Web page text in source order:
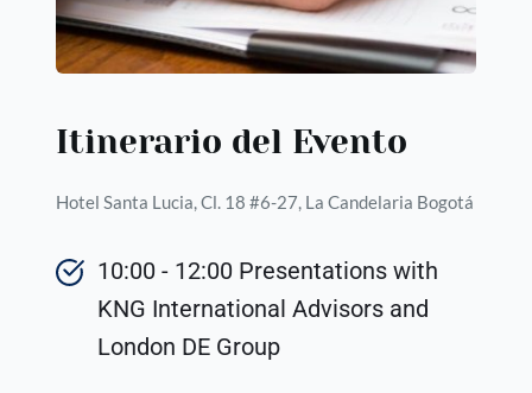
Itinerario del Evento
Hotel Santa Lucia, Cl. 18 #6-27, La Candelaria Bogotá
10:00 - 12:00 Presentations with
KNG International Advisors and
London DE Group